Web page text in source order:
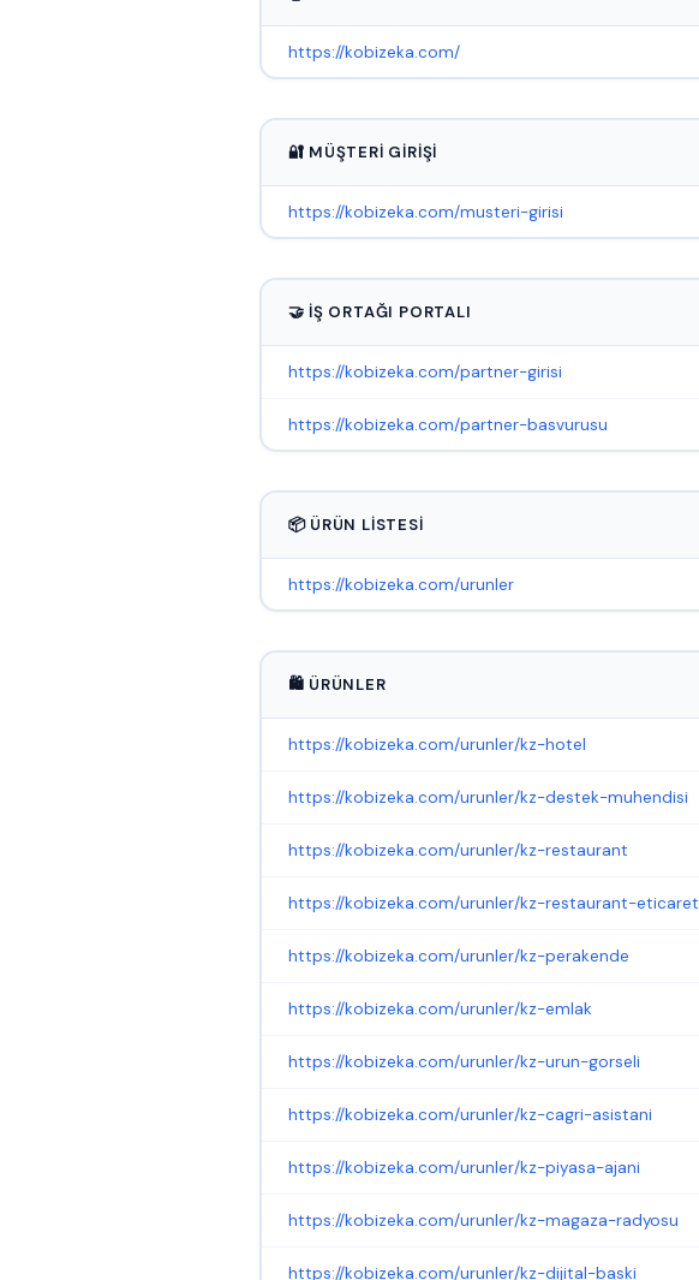
https://kobizeka.com/
🔐 MÜŞTERI GIRIŞI
https://kobizeka.com/musteri-girisi
🤝 İŞ ORTAĞI PORTALI
https://kobizeka.com/partner-girisi
https://kobizeka.com/partner-basvurusu
📦 ÜRÜN LISTESI
https://kobizeka.com/urunler
🛍️ ÜRÜNLER
https://kobizeka.com/urunler/kz-hotel
https://kobizeka.com/urunler/kz-destek-muhendisi
https://kobizeka.com/urunler/kz-restaurant
https://kobizeka.com/urunler/kz-restaurant-eticaret
https://kobizeka.com/urunler/kz-perakende
https://kobizeka.com/urunler/kz-emlak
https://kobizeka.com/urunler/kz-urun-gorseli
https://kobizeka.com/urunler/kz-cagri-asistani
https://kobizeka.com/urunler/kz-piyasa-ajani
https://kobizeka.com/urunler/kz-magaza-radyosu
https://kobizeka.com/urunler/kz-dijital-baski